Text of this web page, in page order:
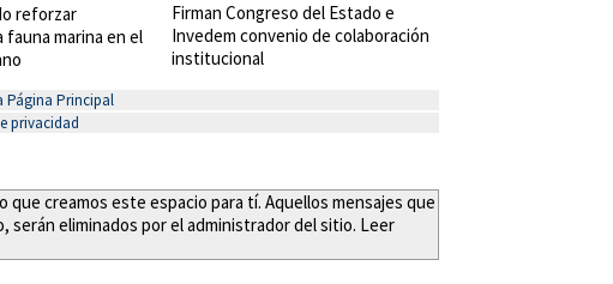
reforzar
marina en el
Firman Congreso del Estado e
Invedem convenio de colaboración
institucional
Página Principal
privacidad
creamos este espacio para tí. Aquellos mensajes que
eliminados por el administrador del sitio. Leer